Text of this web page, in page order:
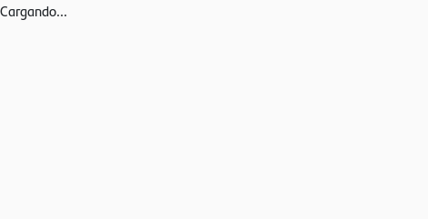
Cargando...